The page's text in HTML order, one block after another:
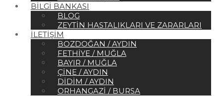
BILGI BANKASI
BLOG
ZEYTIN HASTALIKLARI VE ZARARLARI
İLETIŞIM
BOZDOĞAN / AYDIN
FETHIYE / MUĞLA
BAYIR / MUĞLA
ÇINE / AYDIN
DIDIM / AYDIN
ORHANGAZI / BURSA